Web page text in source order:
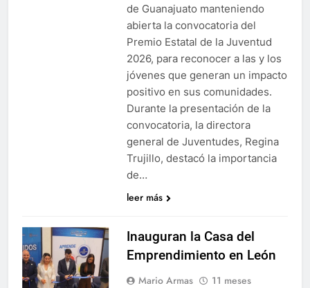
de Guanajuato manteniendo
abierta la convocatoria del
Premio Estatal de la Juventud
2026, para reconocer a las y los
jóvenes que generan un impacto
positivo en sus comunidades.
Durante la presentación de la
convocatoria, la directora
general de Juventudes, Regina
Trujillo, destacó la importancia
de…
leer más
Inauguran la Casa del
Emprendimiento en León
Mario Armas
11 meses